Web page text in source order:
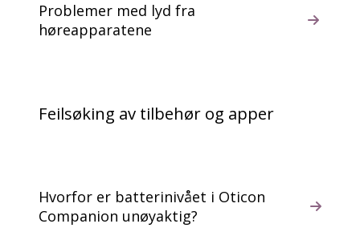
Problemer med lyd fra
høreapparatene
Feilsøking av tilbehør og apper
Hvorfor er batterinivået i Oticon
Companion unøyaktig?